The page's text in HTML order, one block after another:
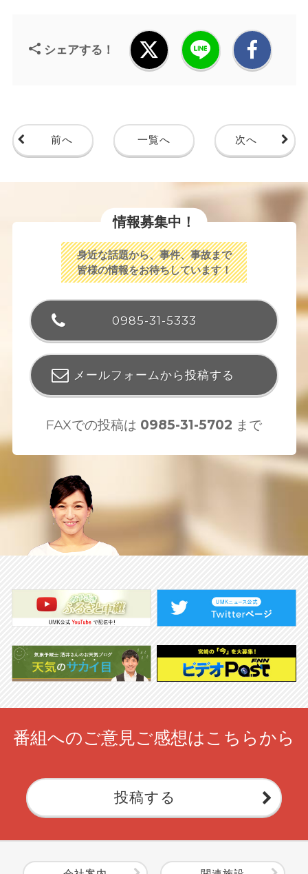
シェアする！
前へ 一覧へ 次へ
情報募集中！
身近な話題から、事件、事故まで
皆様の情報をお待ちしています！
0985-31-5333
メールフォームから投稿する
FAXでの投稿は 0985-31-5702 まで
番組へのご意見ご感想はこちらから
投稿する